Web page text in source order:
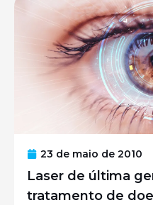
23 de maio de 2010
Laser de última
tratamento de